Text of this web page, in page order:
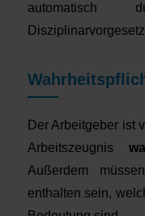
automatisch
Der Arbeitgeber ist
Arbeitszeugnis
Außerdem
enthalten sein,